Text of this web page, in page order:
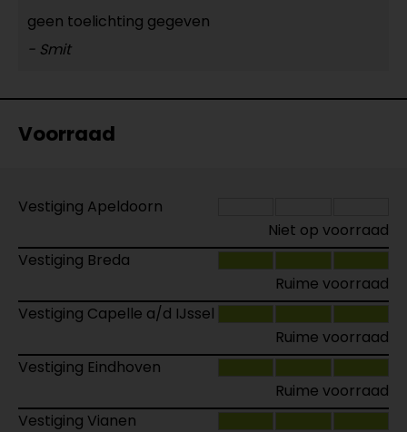
geen toelichting gegeven
- Smit
Voorraad
Vestiging Apeldoorn
Niet op voorraad
Vestiging Breda
Ruime voorraad
Vestiging Capelle a/d IJssel
Ruime voorraad
Vestiging Eindhoven
Ruime voorraad
Vestiging Vianen